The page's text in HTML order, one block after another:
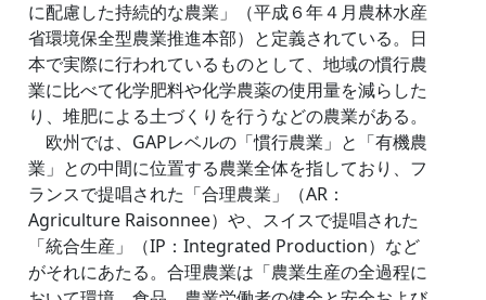
に配慮した持続的な農業」（平成６年４月農林水産
省環境保全型農業推進本部）と定義されている。日
本で実際に行われているものとして、地域の慣行農
業に比べて化学肥料や化学農薬の使用量を減らした
り、堆肥による土づくりを行うなどの農業がある。
欧州では、GAPレベルの「慣行農業」と「有機農
業」との中間に位置する農業全体を指しており、フ
ランスで提唱された「合理農業」（AR：
Agriculture Raisonnee）や、スイスで提唱された
「統合生産」（IP：Integrated Production）など
がそれにあたる。合理農業は「農業生産の全過程に